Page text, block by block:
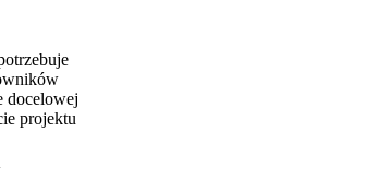
docelowej
projektu